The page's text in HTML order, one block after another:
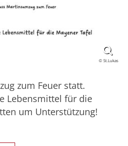
© St.Lukas
zum Feuer statt.
Lebensmittel für die
um Unterstützung!